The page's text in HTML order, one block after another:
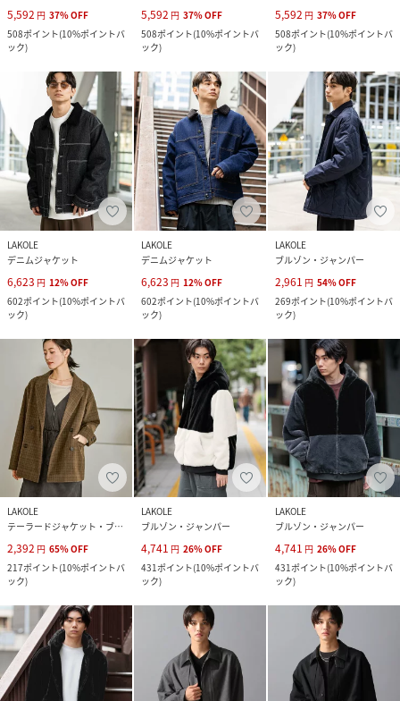
5,592 円 37%OFF
508ポイント(10%ポイントバ
ック)
5,592 円 37%OFF
508ポイント(10%ポイントバ
ック)
5,592 円 37%OFF
508ポイント(10%ポイントバ
ック)
LAKOLE
デニムジャケット
6,623 円 12%OFF
602ポイント(10%ポイントバ
ック)
LAKOLE
デニムジャケット
6,623 円 12%OFF
602ポイント(10%ポイントバ
ック)
LAKOLE
ブルゾン・ジャンパー
2,961 円 54%OFF
269ポイント(10%ポイントバ
ック)
LAKOLE
テーラードジャケット・ブレザー
2,392 円 65%OFF
217ポイント(10%ポイントバ
ック)
LAKOLE
ブルゾン・ジャンパー
4,741 円 26%OFF
431ポイント(10%ポイントバ
ック)
LAKOLE
ブルゾン・ジャンパー
4,741 円 26%OFF
431ポイント(10%ポイントバ
ック)